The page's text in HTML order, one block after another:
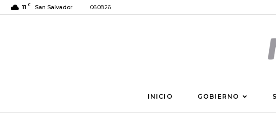
11 C San Salvador 06.08.26
INICIO GOBIERNO